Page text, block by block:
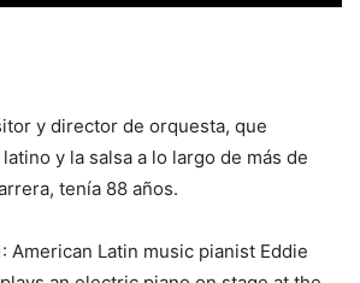
y director de orquesta, que
y la salsa a lo largo de más de
tenía 88 años.